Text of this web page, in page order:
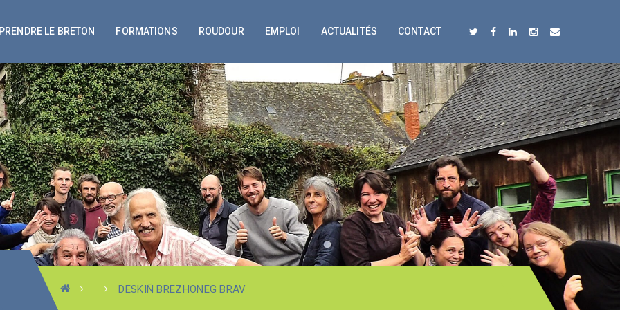
LE BRETON FORMATIONS ROUDOUR EMPLOI ACTUALITÉS CONTACT
DESKIÑ BREZHONEG BRAV